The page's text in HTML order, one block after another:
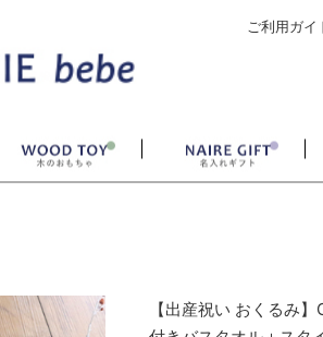
ご利用ガイ
【出産祝い おくるみ